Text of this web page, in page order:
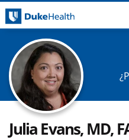
Julia Evans, MD,